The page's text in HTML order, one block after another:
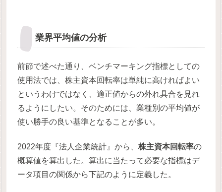
業界平均値の分析
前節で述べた通り、ベンチマーキング指標としての
使用法では、株主資本回転率は単純に高ければよい
というわけではなく、適正値からの外れ具合を見れ
るようにしたい。そのためには、業種別の平均値が
使い勝手の良い基準となることが多い。
2022年度『法人企業統計』から、株主資本回転率の
概算値を算出した。算出に当たって必要な指標はデ
ータ項目の関係から下記のように定義した。